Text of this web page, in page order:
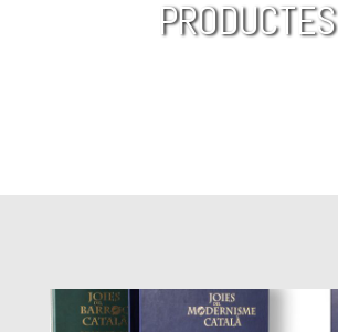
PRODUCTES